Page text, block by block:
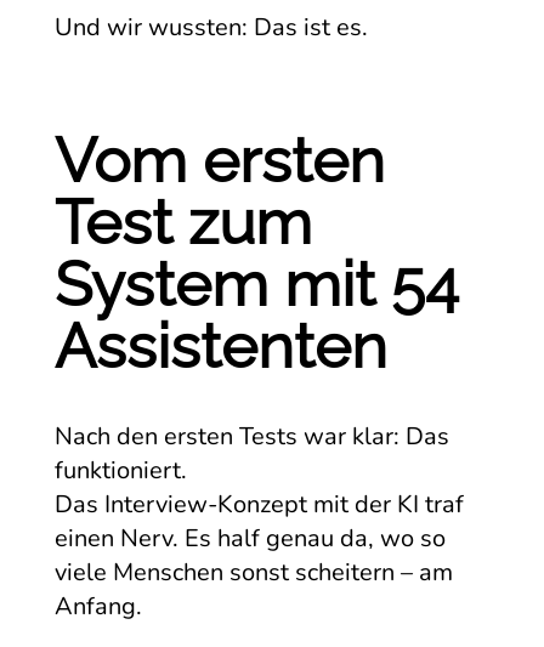
Und wir wussten: Das ist es.
Vom ersten
Test zum
System mit 54
Assistenten
Nach den ersten Tests war klar: Das
funktioniert.
Das Interview-Konzept mit der KI traf
einen Nerv. Es half genau da, wo so
viele Menschen sonst scheitern – am
Anfang.